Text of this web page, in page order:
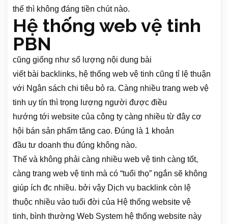
thế thì không đáng tiền chút nào.
Hệ thống web vệ tinh
PBN
cũng giống như số lượng nội dung bài
viếtbài backlinks, hệ thống web vệ tinh cũng tỉ lệ thuận
với Ngân sách chi tiêu bỏ ra. Càng nhiều trang web vệ
tinh uy tín thì trọng lượng người được điều
hướng tới website của công ty càng nhiều từ đây cơ
hội bán sản phẩm tăng cao. Đúng là 1 khoản
đầu tư doanh thu đúng không nào.
Thế và không phải càng nhiều web vệ tinh càng tốt,
càng trang web vệ tinh mà có “tuổi thọ” ngắn sẽ không
giúp ích đc nhiều. bởi vậy Dịch vụ backlink còn lệ
thuộc nhiều vào tuổi đời của Hệ thống website vệ
tinh, bình thường Web System hệ thống website này